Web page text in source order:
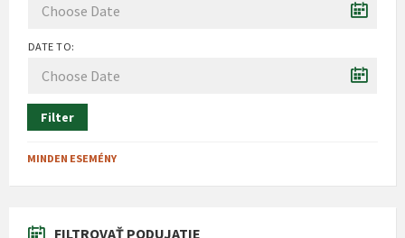
DATE TO:
Filter
MINDEN ESEMÉNY
FILTROVAŤ PODUJATIE